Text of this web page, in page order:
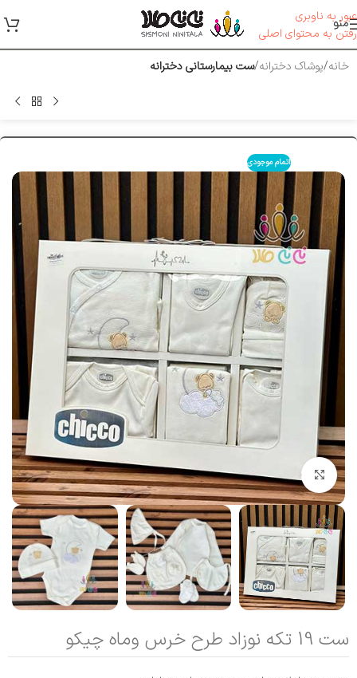
عبور به ناوبری
رفتن به محتوای اصلی
منو
خانه پوشاک دخترانه ست بیمارستانی دخترانه
اتمام موجودی
بزرگنمایی تصویر
ست 19 تکه نوزاد طرح خرس وماه چیکو